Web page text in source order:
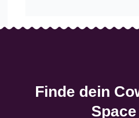
Finde dein
Space